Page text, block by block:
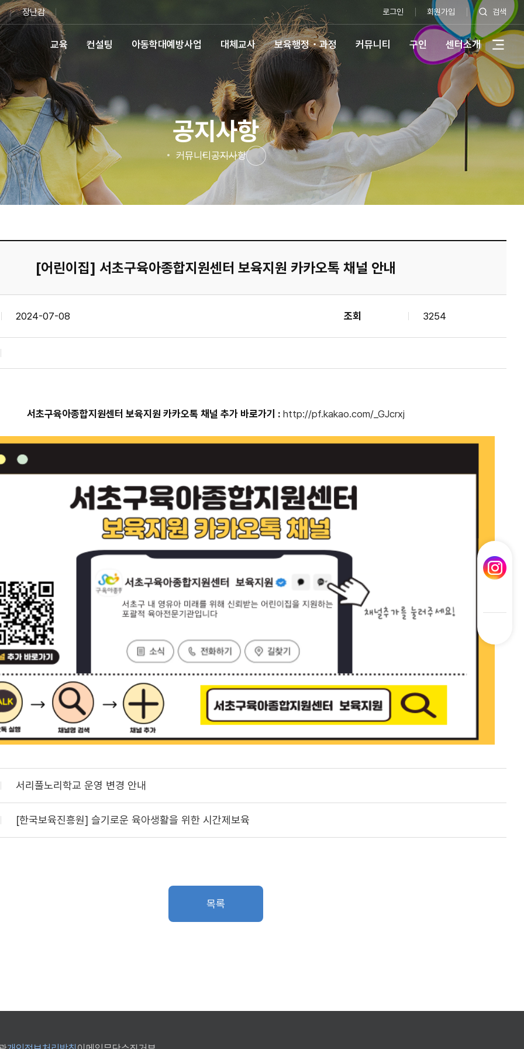
장난감 로그인 회원가입 검색
교육 컨설팅 아동학대예방사업 대체교사 보육행정・과정 커뮤니티 구인 센터소개
공지사항
커뮤니티공지사항
[어린이집] 서초구육아종합지원센터 보육지원 카카오톡 채널 안내
2024-07-08 조회 3254
서초구육아종합지원센터 보육지원 카카오톡 채널 추가 바로가기 : http://pf.kakao.com/_GJcrxj
서리풀노리학교 운영 변경 안내
[한국보육진흥원] 슬기로운 육아생활을 위한 시간제보육
목록